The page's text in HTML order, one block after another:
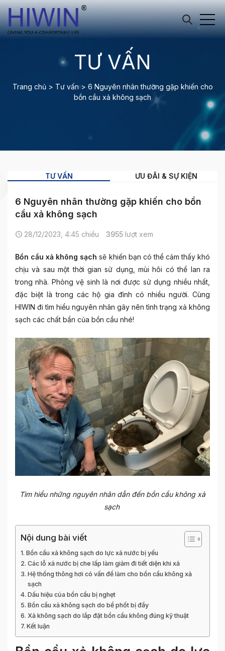
TƯ VẤN
Trang chủ> Tư vấn > 6 Nguyên nhân thường gặp khiến cho
bồn cầu xả không sạch
TƯ VẤN ƯU ĐÃI & SỰ KIỆN
6 Nguyên nhân thường gặp khiến cho bồn
cầu xả không sạch
28/12/2023, 4:45 chiều 3955 lượt xem
Bồn cầu xả không sạch sẽ khiến bạn có thể cảm thấy khó
chịu và sau một thời gian sử dụng, mùi hôi có thể lan ra
trong nhà. Phòng vệ sinh là nơi được sử dụng nhiều nhất,
đặc biệt là trong các hộ gia đình có nhiều người. Cùng
HIWIN đi tìm hiểu nguyên nhân gây nên tình trạng xả không
sạch các chất bẩn của bồn cầu nhé!
Tìm hiểu những nguyên nhân dẫn đến bồn cầu không xả
sạch
Nội dung bài viết
Bồn cầu xả không sạch do lực xả nước bị yếu
Các lỗ xả nước bị che lấp làm giảm đi tiết diện khi xả
Hệ thống thông hơi có vấn đề làm cho bồn cầu không xả
sạch
Dấu hiệu của bồn cầu bị nghẹt
Bồn cầu xả không sạch do bể phốt bị đầy
Xả không sạch do lắp đặt bồn cầu không đúng kỹ thuật
Kết luận